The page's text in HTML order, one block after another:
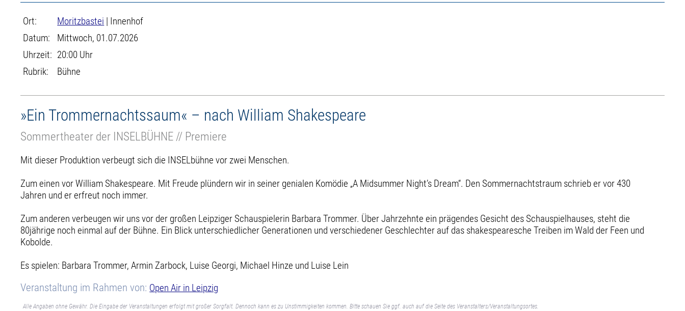
Ort: Moritzbastei | Innenhof
Datum:
Mittwoch, 01.07.2026
Uhrzeit: 20:00 Uhr
Rubrik:
Bühne
»Ein Trommernachtssaum« – nach William Shakespeare
Sommertheater der INSELBÜHNE // Premiere
Mit dieser Produktion verbeugt sich die INSELbühne vor zwei Menschen.
Zum einen vor William Shakespeare. Mit Freude plündern wir in seiner genialen Komödie „A Midsummer Night’s Dream“. Den Sommernachtstraum schrieb er vor 430
Jahren und er erfreut noch immer.
Zum anderen verbeugen wir uns vor der großen Leipziger Schauspielerin Barbara Trommer. Über Jahrzehnte ein prägendes Gesicht des Schauspielhauses, steht die
80jährige noch einmal auf der Bühne. Ein Blick unterschiedlicher Generationen und verschiedener Geschlechter auf das shakespearesche Treiben im Wald der Feen und
Kobolde.
Es spielen: Barbara Trommer, Armin Zarbock, Luise Georgi, Michael Hinze und Luise Lein
Veranstaltung im Rahmen von: Open Air in Leipzig
Alle Angaben ohne Gewähr. Die Eingabe der Veranstaltungen erfolgt mit großer Sorgfalt. Dennoch kann es zu Unstimmigkeiten kommen. Bitte schauen Sie ggf. auch auf die Seite des Veranstalters/Veranstaltungsortes.